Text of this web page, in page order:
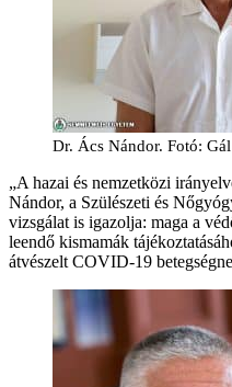
Dr. Ács Nándor. Fotó:
„A hazai és nemzetközi
Nándor, a Szülészeti és
vizsgálat is igazolja: maga a
leendő kismamák
átvészelt COVID-19